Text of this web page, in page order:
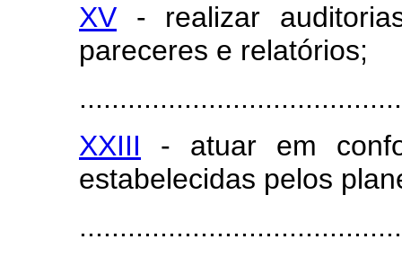
XV - realizar
pareceres e relatórios;
XXIII - atuar em
estabelecidas pelos